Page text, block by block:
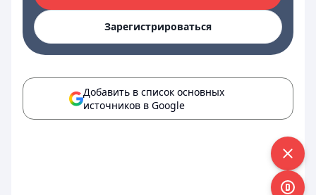
Зарегистрироваться
Добавить в список основных
источников в Google